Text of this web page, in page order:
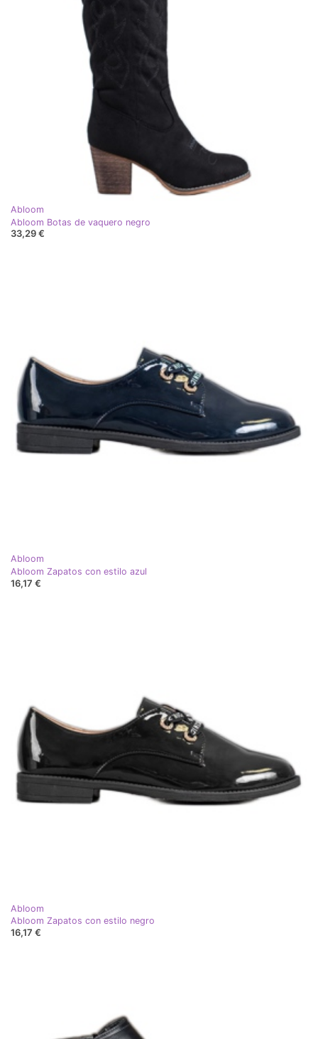
Abloom
Abloom Botas de vaquero negro
33,29 €
Abloom
Abloom Zapatos con estilo azul
16,17 €
Abloom
Abloom Zapatos con estilo negro
16,17 €